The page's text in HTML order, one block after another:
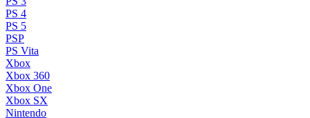
PS 4
PS 5
PSP
PS Vita
Xbox
Xbox 360
Xbox One
Xbox SX
Nintendo